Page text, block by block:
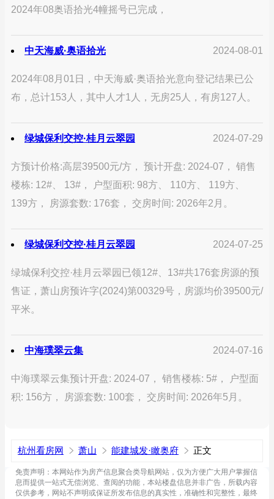
2024年08奥语拾光4幢摇号已完成，
中天海威·奥语拾光 2024-08-01
2024年08月01日，中天海威·奥语拾光意向登记结果已公
布，总计153人，其中人才1人，无房25人，有房127人。
绿城保利交控·桂月云翠园 2024-07-29
方预计价格:高层39500元/方， 预计开盘: 2024-07， 销售
楼栋: 12#、 13#， 户型面积: 98方、 110方、 119方、
139方， 房源套数: 176套， 交房时间: 2026年2月。
绿城保利交控·桂月云翠园 2024-07-25
绿城保利交控·桂月云翠园已领12#、13#共176套房源的预
售证，萧山房预许字(2024)第00329号，房源均价39500元/
平米。
中海璞翠云集 2024-07-16
中海璞翠云集预计开盘: 2024-07， 销售楼栋: 5#， 户型面
积: 156方， 房源套数: 100套， 交房时间: 2026年5月。
杭州看房网 萧山 能建城发·瞰奥府 正文
免责声明：本网站作为房产信息聚合类导航网站，仅为方便广大用户掌握信
息而提供一站式无偿浏览、查阅的功能，本站楼盘信息并非广告，所载内容
仅供参考，网站不声明或保证所发布信息的真实性，准确性和完整性，最终